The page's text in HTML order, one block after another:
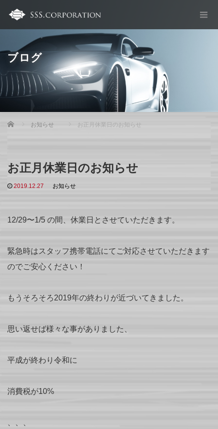
ブログ
Home お知らせ お正月休業日のお知らせ
お正月休業日のお知らせ
2019.12.27 お知らせ
12/29〜1/5 の間、休業日とさせていただきます。
緊急時はスタッフ携帯電話にてご対応させていただきます
のでご安心ください！
もうそろそろ2019年の終わりが近づいてきました。
思い返せば様々な事がありました、
平成が終わり令和に
消費税が10%